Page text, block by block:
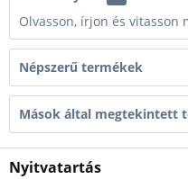
Kék / Piros
M Kék / Narancs
Olvasson, írjon és vitasson
Népszerű termékek
Mások által megtekintett
Nyitvatartás